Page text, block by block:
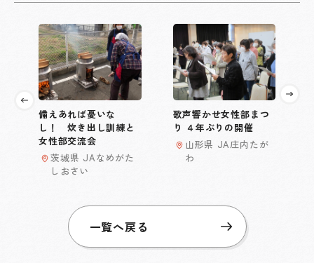
備えあれば憂いな
し！ 炊き出し訓練と
女性部交流会
茨城県 JAなめがた
しおさい
歌声響かせ女性部まつ
り ４年ぶりの開催
山形県 JA庄内たが
わ
一覧へ戻る